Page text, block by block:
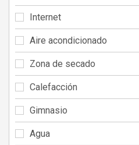
Internet
Aire acondicionado
Zona de secado
Calefacción
Gimnasio
Agua